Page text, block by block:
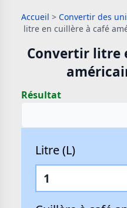
Accueil > Convertir des
litre en cuillère à café
Convertir litre
Résultat
Litre (L)